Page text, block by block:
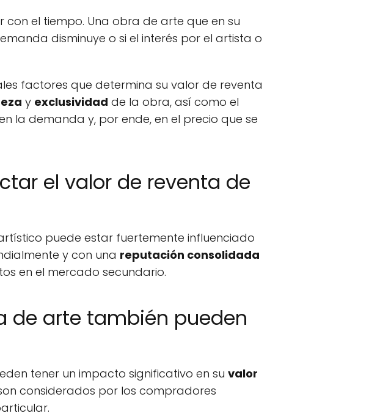
el tiempo. Una obra de arte que en su
disminuye o si el interés por el artista o
factores que determina su valor de reventa
y exclusividad de la obra, así como el
la demanda y, por ende, en el precio que se
el valor de reventa de
puede estar fuertemente influenciado
y con una reputación consolidada
en el mercado secundario.
de arte también pueden
tener un impacto significativo en su valor
considerados por los compradores